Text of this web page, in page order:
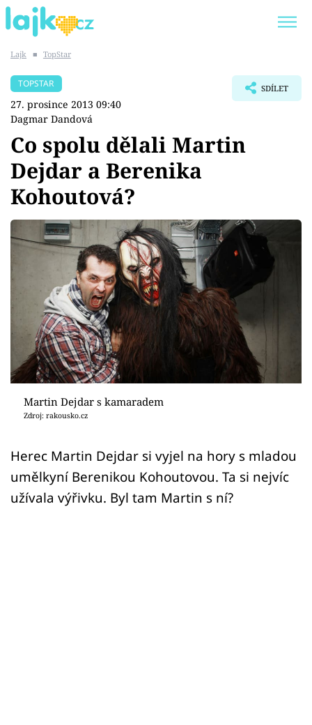
SHOPAHOLICADEL
Témata
Showbyznys
Youtubeři
Virály
Sex a vztahy
Videa
Sledujte prima+
Přihlášení
Sledujte nás
Lajk ■ TopStar
TOPSTAR
27. prosince 2013 09:40
Dagmar Dandová
SDÍLET
Co spolu dělali Martin
Dejdar a Berenika
Kohoutová?
Martin Dejdar s kamaradem
Zdroj: rakousko.cz
Herec Martin Dejdar si vyjel na hory s mladou
umělkyní Berenikou Kohoutovou. Ta si nejvíc
užívala výřivku. Byl tam Martin s ní?